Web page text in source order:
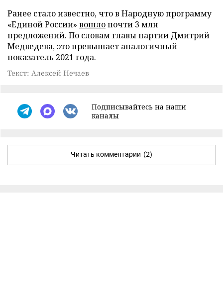
Ранее стало известно, что в Народную программу
«Единой России» вошлопочти 3 млн
предложений. По словам главы партии Дмитрий
Медведева, это превышает аналогичный
показатель 2021 года.
Текст: Алексей Нечаев
Подписывайтесь на наши
каналы
Читать комментарии (2)